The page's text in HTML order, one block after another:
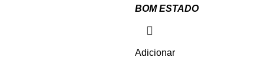
BOM ESTADO
Adicionar